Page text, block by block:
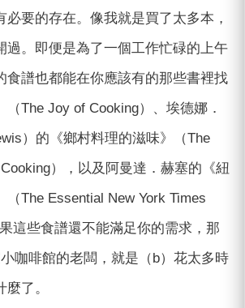
必要的存在。像我就是買了太多本，
過。即便是為了一個工作忙碌的上午
食譜也都能在你應該有的那些書裡找
（The Joy of Cooking）、埃德娜．
）的《鄉村料理的滋味》（The
），以及阿曼達．赫塞的《紐
（The Essential New York Times
這些食譜還不能滿足你的需求，那
咖啡館的老闆，就是（b）花太多時
了。